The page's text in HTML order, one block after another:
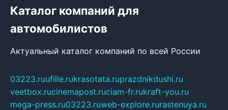
Каталог компаний для
автомобилистов
Актуальный каталог компаний по всей России
03223.ruufille.rukrasotata.ruprazdnikdushi.ru
veetbox.rucinemapost.ruciam-fr.rukraft-you.ru
mega-press.ru03223.ruweb-explore.rurastenuya.ru